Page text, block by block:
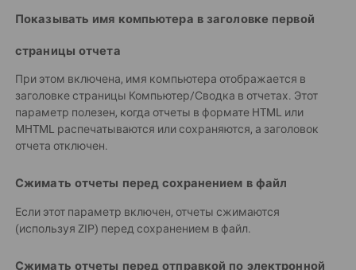
Показывать имя компьютера в заголовке первой
страницы отчета
При этом включена, имя компьютера отображается в
заголовке страницы Компьютер/Сводка в отчетах. Этот
параметр полезен, когда отчеты в формате HTML или
MHTML распечатываются или сохраняются, а заголовок
отчета отключен.
Сжимать отчеты перед сохранением в файл
Если этот параметр включен, отчеты сжимаются
(используя ZIP) перед сохранением в файл.
Сжимать отчеты перед отправкой по электронной